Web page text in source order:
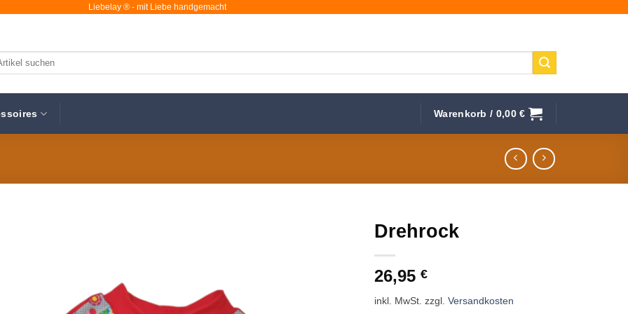
Liebelay ® - mit Liebe handgemacht
Warenkorb / 0,00€
Drehrock
26,95€
inkl. MwSt. zzgl.Versandkosten